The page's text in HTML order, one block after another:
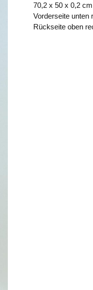
70,2 x 50 x 0,2 cm
Vorderseite unten
Rückseite oben